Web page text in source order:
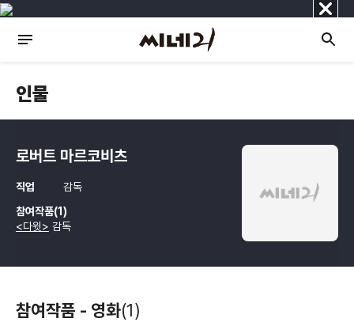
닫
기
인물
로버트 마르코비츠
직업
감독
참여작품(1)
<다윗> 감독
참여작품 - 영화(1)